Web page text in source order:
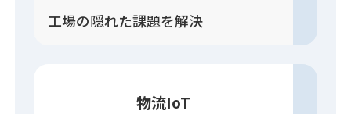
工場の隠れた課題を解決
物流IoT